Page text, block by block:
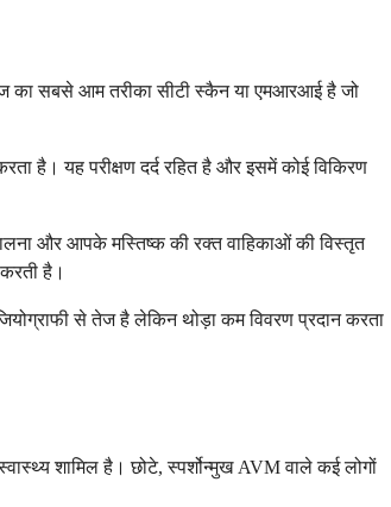
का सबसे आम तरीका सीटी स्कैन या एमआरआई है जो
है। यह परीक्षण दर्द रहित है और इसमें कोई विकिरण
और आपके मस्तिष्क की रक्त वाहिकाओं की विस्तृत
है।
से तेज है लेकिन थोड़ा कम विवरण प्रदान करता
शामिल है। छोटे, स्पर्शोन्मुख AVM वाले कई लोगों